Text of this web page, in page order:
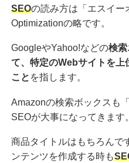
SEOの読み方は「エスイー
Optimizationの略です。
GoogleやYahoo!などの検
て、特定のWebサイトを上
こと を指します。
Amazonの検索ボックスも
SEOが大事になってきます。
商品タイトルはもちろんで
ンテンツを作成する時も